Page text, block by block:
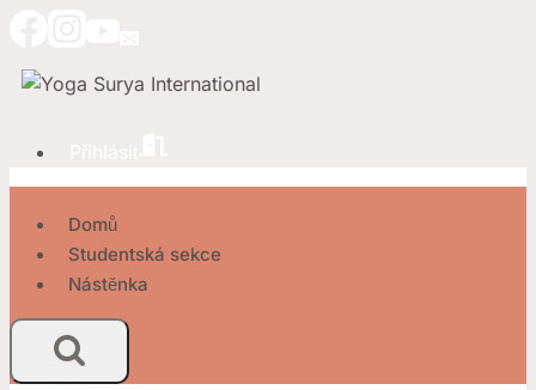
obsah
Domů
Studentská sekce
Nástěnka